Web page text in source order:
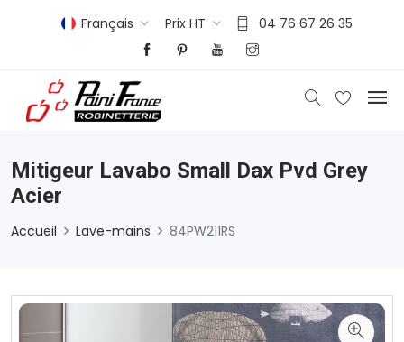
Français Prix HT 04 76 67 26 35
Mitigeur Lavabo Small Dax Pvd Grey
Acier
Accueil Lave-mains 84PW211RS